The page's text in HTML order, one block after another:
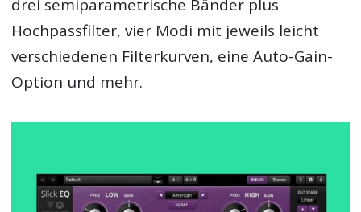
drei semiparametrische Bänder plus
Hochpassfilter, vier Modi mit jeweils leicht
verschiedenen Filterkurven, eine Auto-Gain-
Option und mehr.